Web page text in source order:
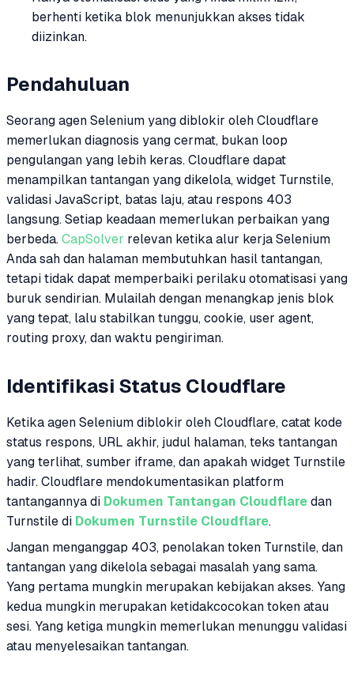
berhenti ketika blok menunjukkan akses tidak
diizinkan.
Pendahuluan
Seorang agen Selenium yang diblokir oleh Cloudflare
memerlukan diagnosis yang cermat, bukan loop
pengulangan yang lebih keras. Cloudflare dapat
menampilkan tantangan yang dikelola, widget Turnstile,
validasi JavaScript, batas laju, atau respons 403
langsung. Setiap keadaan memerlukan perbaikan yang
berbeda. CapSolver relevan ketika alur kerja Selenium
Anda sah dan halaman membutuhkan hasil tantangan,
tetapi tidak dapat memperbaiki perilaku otomatisasi yang
buruk sendirian. Mulailah dengan menangkap jenis blok
yang tepat, lalu stabilkan tunggu, cookie, user agent,
routing proxy, dan waktu pengiriman.
Identifikasi Status Cloudflare
Ketika agen Selenium diblokir oleh Cloudflare, catat kode
status respons, URL akhir, judul halaman, teks tantangan
yang terlihat, sumber iframe, dan apakah widget Turnstile
hadir. Cloudflare mendokumentasikan platform
tantangannya di Dokumen Tantangan Cloudflare dan
Turnstile di Dokumen Turnstile Cloudflare.
Jangan menganggap 403, penolakan token Turnstile, dan
tantangan yang dikelola sebagai masalah yang sama.
Yang pertama mungkin merupakan kebijakan akses. Yang
kedua mungkin merupakan ketidakcocokan token atau
sesi. Yang ketiga mungkin memerlukan menunggu validasi
atau menyelesaikan tantangan.